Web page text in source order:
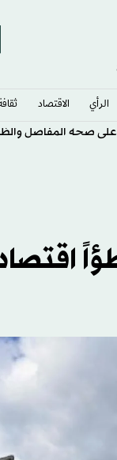
الرأي الاقتصاد
على صحة المفاصل